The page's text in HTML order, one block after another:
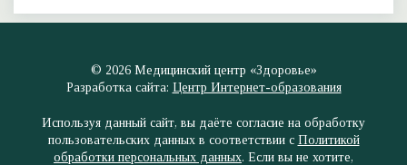
© 2026 Медицинский центр «Здоровье»
Разработка сайта: Центр Интернет-образования
Используя данный сайт, вы даёте согласие на обработку
пользовательских данных в соответствии с Политикой
обработки персональных данных. Если вы не хотите,